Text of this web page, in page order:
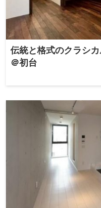
伝統と格式のクラシ
＠初台